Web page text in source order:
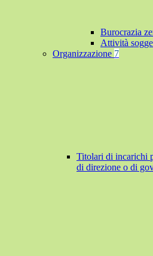
Burocrazia
Attività
Organizzazione 7
Titolari di incarichi
di direzione o di